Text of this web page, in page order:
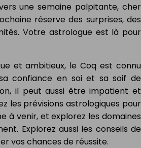
une semaine palpitante, cher
réserve des surprises, des
Votre astrologue est là pour
et ambitieux, le Coq est connu
confiance en soi et sa soif de
il peut aussi être impatient et
les prévisions astrologiques pour
à venir, et explorez les domaines
Explorez aussi les conseils de
vos chances de réussite.